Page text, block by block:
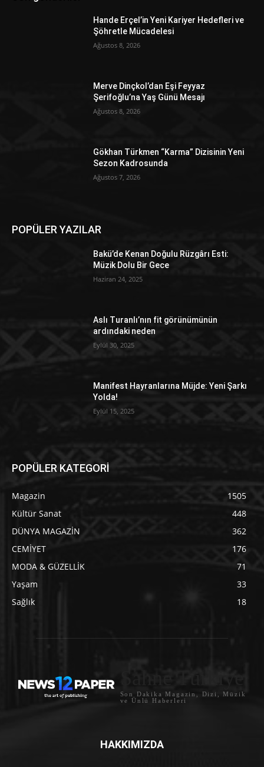
Hande Erçel’in Yeni Kariyer Hedefleri ve
Şöhretle Mücadelesi
Ağustos 8, 2026
Merve Dinçkol’dan Eşi Feyyaz
Şerifoğlu’na Yaş Günü Mesajı
Ağustos 8, 2026
Gökhan Türkmen “Karma” Dizisinin Yeni
Sezon Kadrosunda
Ağustos 7, 2026
POPÜLER YAZILAR
Bakü’de Kenan Doğulu Rüzgârı Esti:
Müzik Dolu Bir Gece
Haziran 24, 2025
Aslı Turanlı’nın fit görünümünün
ardındaki neden
Eylül 30, 2025
Manifest Hayranlarına Müjde: Yeni Şarkı
Yolda!
Eylül 15, 2025
POPÜLER KATEGORİ
Magazin
1505
Kültür Sanat
448
DÜNYA MAGAZİN
362
CEMİYET
176
MODA & GÜZELLİK
71
Yaşam
33
Sağlık
18
Sahne Türkiye
Son Dakika Magazin, Dizi, Müzik
ve Ünlü Haberleri
HAKKIMIZDA